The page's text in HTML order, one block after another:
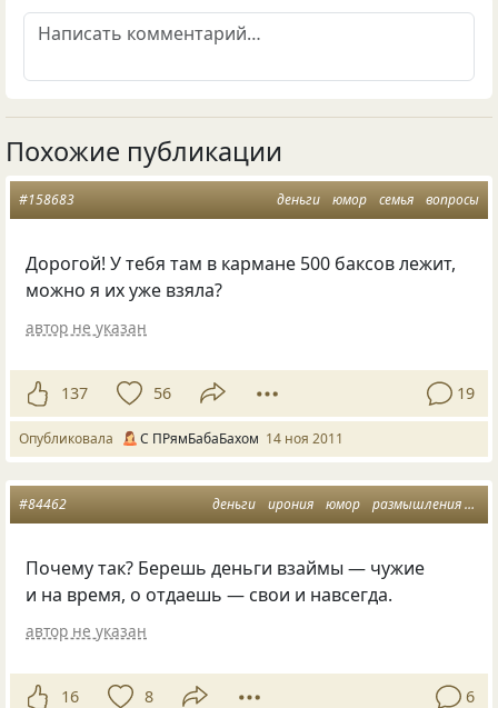
Похожие публикации
деньги юмор семья вопросы
#158683
Дорогой! У тебя там в кармане 500 баксов лежит,
можно я их уже взяла?
автор не указан
137 56 19
Опубликовала С ПРямБабаБахом 14 ноя 2011
деньги ирония юмор размышления
#84462
Почему так? Берешь деньги взаймы — чужие
и на время, о отдаешь — свои и навсегда.
автор не указан
16 8 6